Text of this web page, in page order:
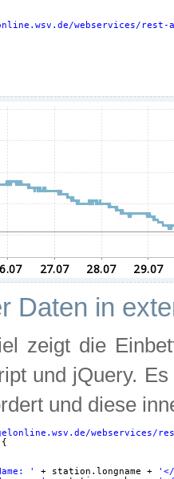
webservices/rest-
Daten in
zeigt die
und jQuery.
und diese
webservices/
{
'
+ station.longname +